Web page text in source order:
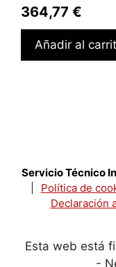
364,77 €
Añadir al
Servicio Técnico
Política de
Declaración
Esta web está
-